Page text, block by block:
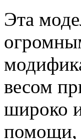
Эта
весом
широко
помощи,